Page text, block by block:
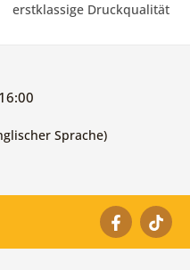
erstklassige Druckqualität
Sprache)